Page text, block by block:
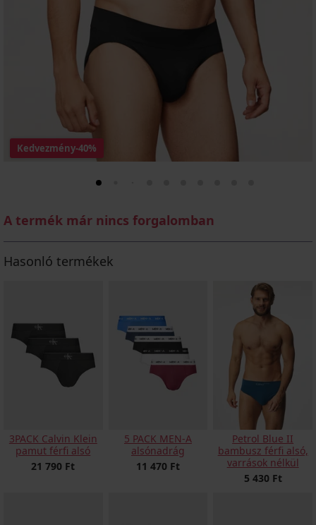
Kedvezmény-40%
A termék már nincs forgalomban
Hasonló termékek
3PACK Calvin Klein
pamut férfi alsó
21 790 Ft
5 PACK MEN-A
alsónadrág
11 470 Ft
Petrol Blue II
bambusz férfi alsó,
varrások nélkül
5 430 Ft